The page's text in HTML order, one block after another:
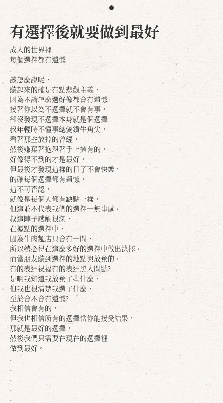
有選擇後就要做到最好
成人的世界裡
每個選擇都有遺憾
.
該怎麼說呢，
聽起來的確是有點悲觀主義，
因為不論怎麼選好像都會有遺憾，
接著你以為不選擇就不會有事，
卻沒發現不選擇本身就是個選擇，
叔年輕時不懂事總愛鑽牛角尖，
看著那些放掉的曾經，
然後嫌棄著抱怨著手上擁有的，
好像得不到的才是最好，
但最後才發現這樣的日子不會快樂，
的確每個選擇都有遺憾，
這不可否認，
就像是每個人都有缺點一樣，
但這並不代表我們的選擇一無事處，
叔這陣子感觸很深，
在據點的選擇中，
因為牛肉麵店只會有一間，
所以勢必得在這麼多好的選擇中做出決擇，
而當朋友聽到選擇的地點與放棄的，
有的表達祝福有的表達黑人問號?
是啊我知道我放棄了些什麼，
但我也很清楚我選了什麼，
至於會不會有遺憾?
我相信會有的，
但我也相信所有的選擇當你能接受結果，
那就是最好的選擇，
然後我們只需要在現在的選擇裡，
做到最好。
.
.
.
.
.